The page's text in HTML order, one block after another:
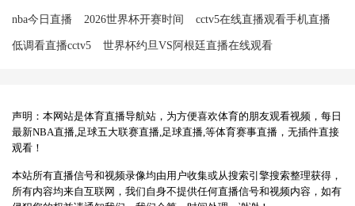
nba今日直播 2026世界杯开赛时间 cctv5在线直播观看手机直播
低调看直播cctv5 世界杯约旦VS阿根廷直播在线观看
声明：本网站是体育直播导航站，为方便喜欢体育的朋友观看视频，每日
最新NBA直播,足球五大联赛直播,足球直播,等体育赛事直播，无插件直接
观看！
本站所有直播信号和视频录像均由用户收集或从搜索引擎搜索整理获得，
所有内容均来自互联网，我们自身不提供任何直播信号和视频内容，如有